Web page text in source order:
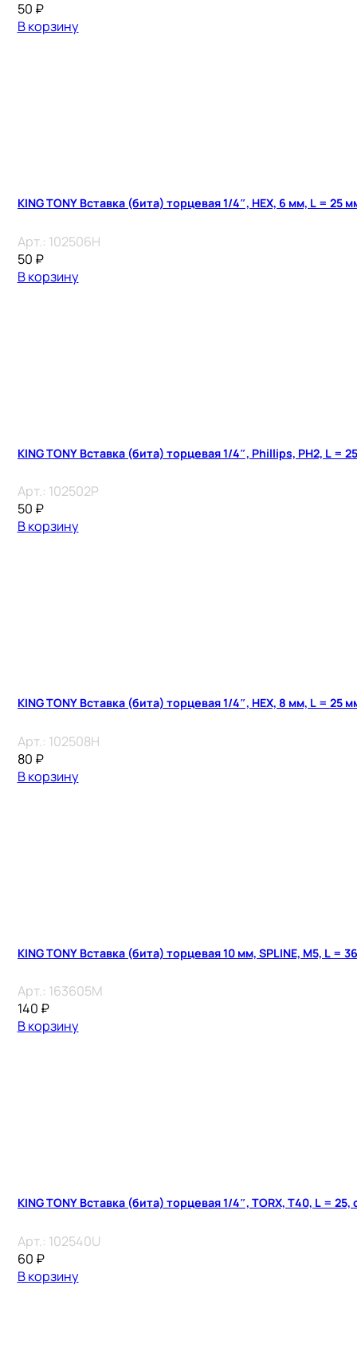
50 ₽
В корзину
KING TONY Вставка (бита) торцевая 1/4″, HEX, 6 мм, L = 25
Арт.: 102506H
50 ₽
В корзину
KING TONY Вставка (бита) торцевая 1/4″, Phillips, PH2, L =
Арт.: 102502P
50 ₽
В корзину
KING TONY Вставка (бита) торцевая 1/4″, HEX, 8 мм, L = 25
Арт.: 102508H
80 ₽
В корзину
KING TONY Вставка (бита) торцевая 10 мм, SPLINE, М5, L =
Арт.: 163605M
140 ₽
В корзину
KING TONY Вставка (бита) торцевая 1/4″, TORX, T40, L =
Арт.: 102540U
60 ₽
В корзину